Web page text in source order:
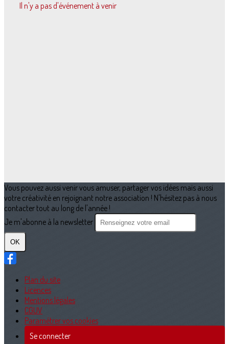
Il n'y a pas d'événement à venir
Vous pouvez aussi venir vous amuser, partager vos idées mais aussi
votre créativité en rejoignant notre association ! N'hésitez pas à nous
contacter tout au long de l'année !
Je m'abonne à la newsletter
OK
Plan du site
Licences
Mentions légales
CGUV
Paramétrer vos cookies
Se connecter